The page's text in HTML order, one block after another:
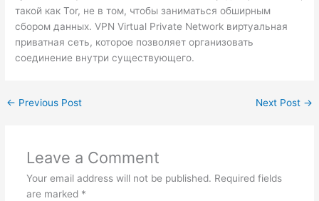
такой как Tor, не в том, чтобы заниматься обширным
сбором данных. VPN Virtual Private Network виртуальная
приватная сеть, которое позволяет организовать
соединение внутри существующего.
← Previous Post Next Post →
Leave a Comment
Your email address will not be published. Required fields
are marked *